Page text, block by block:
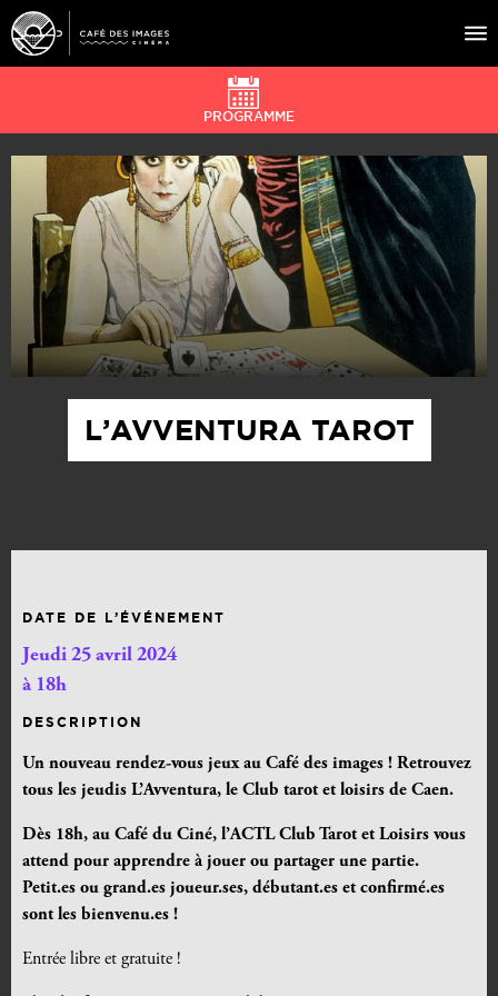
À L’AFFICHE
ÉVÉNEMENTS
CAFÉ DU CINÉ
PRATIQUE
ÉDUCATION AUX IMAGES
PROGRAMME
L’AVVENTURA TAROT
DATE DE L’ÉVÉNEMENT
Jeudi 25 avril 2024
à 18h
DESCRIPTION
Un nouveau rendez-vous jeux au Café des images ! Retrouvez
tous les jeudis L’Avventura, le Club tarot et loisirs de Caen.
Dès 18h, au Café du Ciné, l’ACTL Club Tarot et Loisirs vous
attend pour apprendre à jouer ou partager une partie.
Petit.es ou grand.es joueur.ses, débutant.es et confirmé.es
sont les bienvenu.es !
Entrée libre et gratuite !